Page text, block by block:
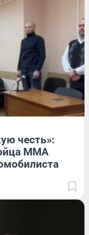
честь»:
ММА